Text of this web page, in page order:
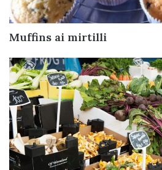
Muffins ai mirtilli